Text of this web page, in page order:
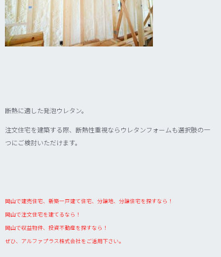
断熱に適した発泡ウレタン。
注文住宅を建築する際、断熱性重視ならウレタンフォームも選択肢の一
つにご検討いただけます。
岡山で建売住宅、新築一戸建て住宅、分譲地、分譲住宅を探すなら！
岡山で注文住宅を建てるなら！
岡山で収益物件、投資不動産を探すなら！
ぜひ、アルファプラス株式会社をご活用下さい。